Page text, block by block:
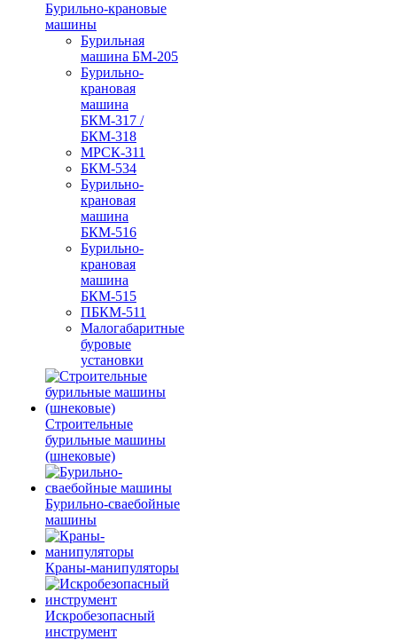
Бурильно-крановые
машины
Бурильная
машина БМ-205
Бурильно-
крановая
машина
БКМ-317 /
БКМ-318
МРСК-311
БКМ-534
Бурильно-
крановая
машина
БКМ-516
Бурильно-
крановая
машина
БКМ-515
ПБКМ-511
Малогабаритные
буровые
установки
Строительные
бурильные машины
(шнековые)
Бурильно-сваебойные
машины
Краны-манипуляторы
Искробезопасный
инструмент